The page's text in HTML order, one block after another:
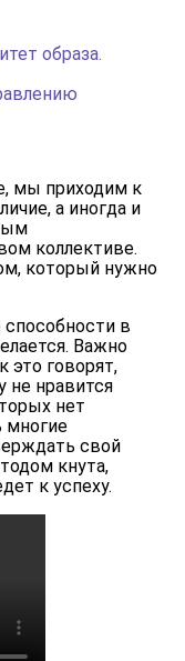
образа.
мы приходим к
а иногда и
коллективе.
который нужно
в
Важно
говорят,
не нравится
нет
многие
свой
кнута,
к успеху.